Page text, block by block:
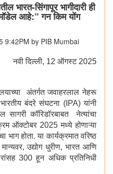
भारत-सिंगापूर भागीदारी ही
आहे:” गन किम योंग
9:42PM by PIB Mumbai
नवी दिल्‍ली, 12 ऑगस्‍ट 2025
अंतर्गत जवाहरलाल नेहरू
बंदरे संघटना (IPA) यांनी
कॉरिडॉरबाबत नेत्यांचा
ऑक्टोबर 2025 मध्ये होणाऱ्या
भाग होता. या कार्यक्रमात वरिष्ठ
उद्योग धुरीण, भारत आणि
300 हून अधिक प्रतिनिधी